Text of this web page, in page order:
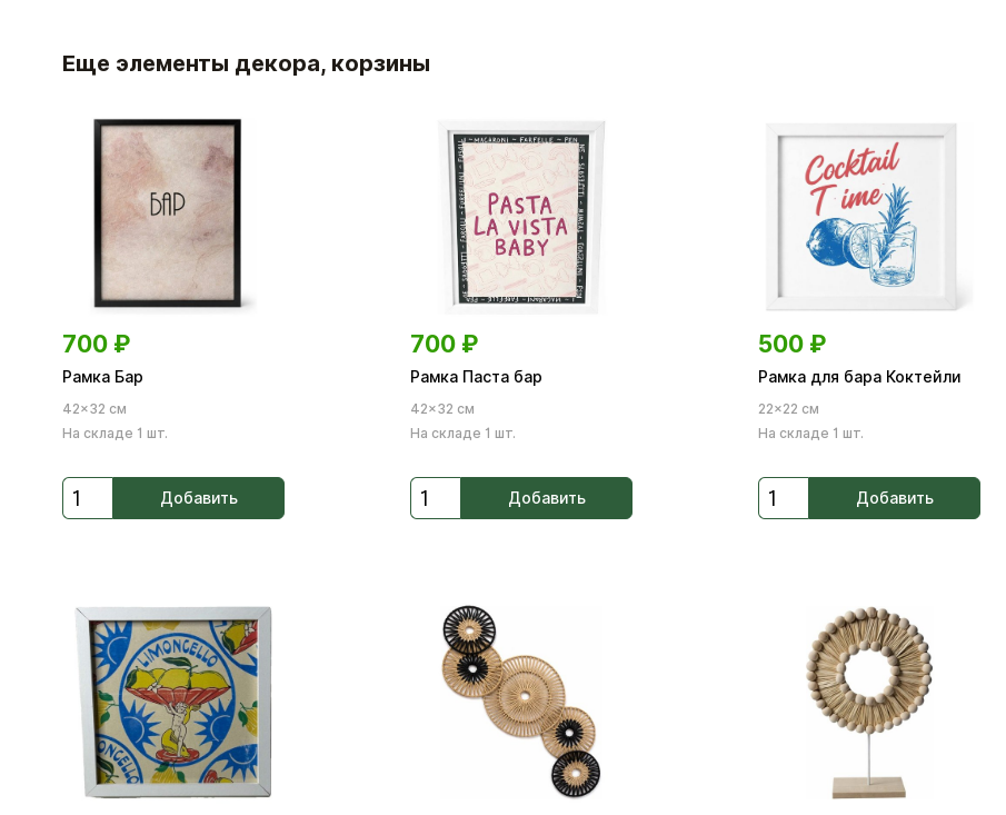
Еще элементы декора, корзины
700 ₽
Рамка Бар
42×32 см
На складе 1 шт.
Добавить
700 ₽
Рамка Паста бар
42×32 см
На складе 1 шт.
Добавить
500 ₽
Рамка для бара Коктейли
22×22 см
На складе 1 шт.
Добавить